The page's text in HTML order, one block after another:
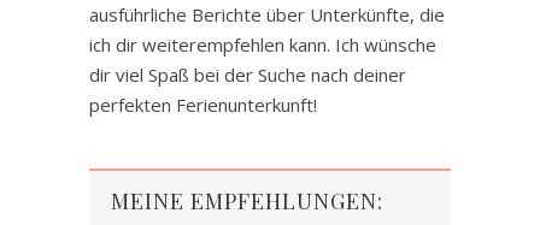
ausführliche Berichte über Unterkünfte, die
ich dir weiterempfehlen kann. Ich wünsche
dir viel Spaß bei der Suche nach deiner
perfekten Ferienunterkunft!
MEINE EMPFEHLUNGEN: